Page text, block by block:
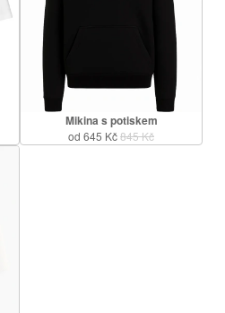
Mikina s potiskem
od 645 Kč845 Kč